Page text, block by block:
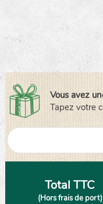
Vous avez
Tapez votre
Total TTC
(Hors frais de port)